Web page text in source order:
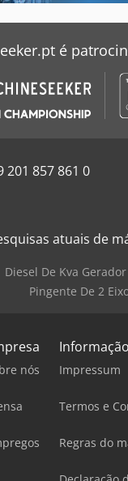
é
201 857 861 0
atuais de
Diesel De Kva
Pingente De 2
nós Impressum
Termos e
Regras do